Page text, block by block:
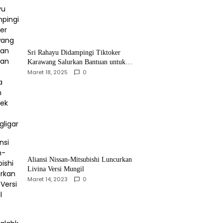
Sri Rahayu Didampingi Tiktoker
Karawang Salurkan Bantuan untuk
Warga Dusun Kampek Desa Karangligar
Maret 18, 2025 0
Aliansi Nissan-Mitsubishi Luncurkan
Livina Versi Mungil
Maret 14, 2023 0